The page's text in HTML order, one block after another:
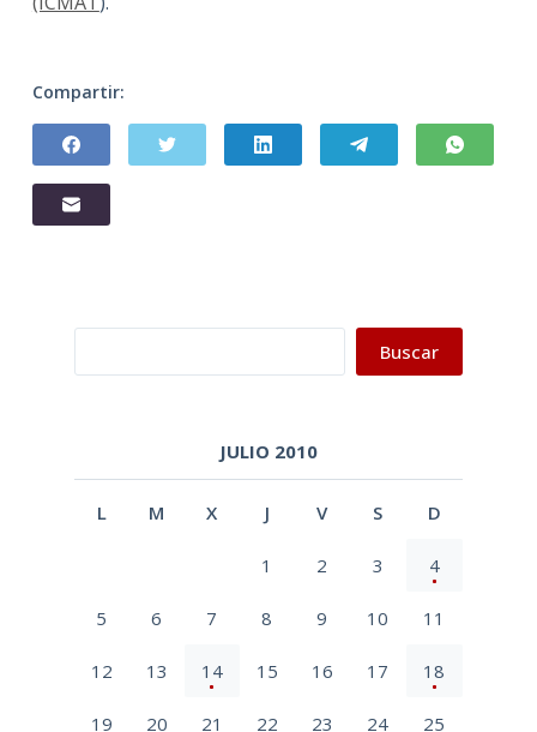
Compartir:
Buscar
JULIO 2010
L M X J V S D
1 2 3 4
5 6 7 8 9 10 11
12 13 14 15 16 17 18
19 20 21 22 23 24 25